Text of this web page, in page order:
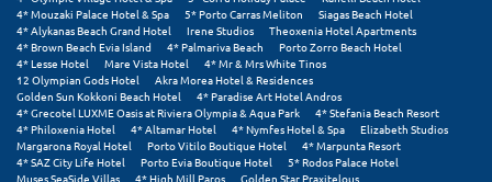
Πήλιο
Πιερία
Πλαταμώνας
Πλύτρα Λακωνίας
4* Mouzaki Palace Hotel & Spa
5* Porto Carras Meliton
Siagas Beach Hotel
4* Alykanas Beach Grand Hotel
Irene Studios
Theoxenia Hotel Apartments
4* Brown Beach Evia Island
4* Palmariva Beach
Porto Zorro Beach Hotel
4* Lesse Hotel
Mare Vista Hotel
4* Mr & Mrs White Tinos
12 Olympian Gods Hotel
Akra Morea Hotel & Residences
Golden Sun Kokkoni Beach Hotel
4* Paradise Art Hotel Andros
4* Grecotel LUXME Oasis at Riviera Olympia & Aqua Park
4* Stefania Beach Resort
4* Philoxenia Hotel
4* Altamar Hotel 4* Nymfes Hotel & Spa
Elizabeth Studios
Margarona Royal Hotel
Porto Vitilo Boutique Hotel
4* Marpunta Resort
4* SAZ City Life Hotel
Porto Evia Boutique Hotel
5* Rodos Palace Hotel
Muses SeaSide Villas
4* High Mill Paros
Golden Star Praxitelous